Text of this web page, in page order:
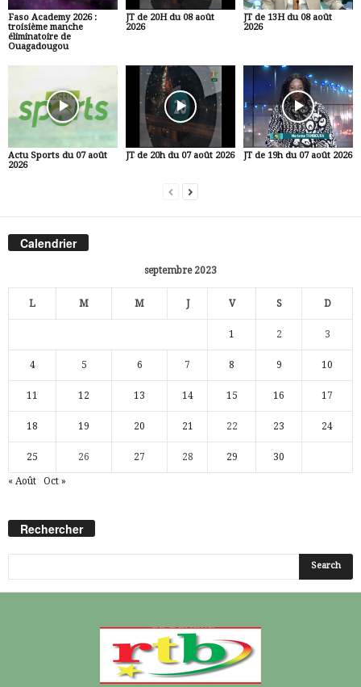
Faso Academy 2026 :
troisième manche
éliminatoire de
Ouagadougou
JT de 20H du 08 août
2026
JT de 13H du 08 août
2026
Actu Sports du 07 août
2026
JT de 20h du 07 août 2026 JT de 19h du 07 août 2026
Calendrier
septembre 2023
L M M J V S D
1 2 3
4 5 6 7 8 9 10
11 12 13 14 15 16 17
18 19 20 21 22 23 24
25 26 27 28 29 30
« Août Oct »
Rechercher